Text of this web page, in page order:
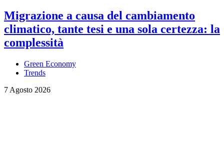
Migrazione a causa del cambiamento
climatico, tante tesi e una sola certezza: la
complessità
Green Economy
Trends
7 Agosto 2026